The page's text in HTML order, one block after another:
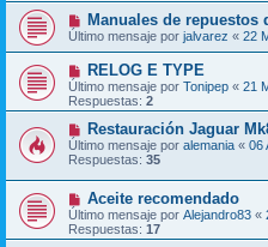
Manuales de repuestos
Último mensaje por jalvarez « 22
RELOG E TYPE
Último mensaje por Tonipep « 21
Respuestas: 2
Restauración Jaguar
Último mensaje por alemania « 06
Respuestas: 35
Aceite recomendado
Último mensaje por Alejandro83 «
Respuestas: 17